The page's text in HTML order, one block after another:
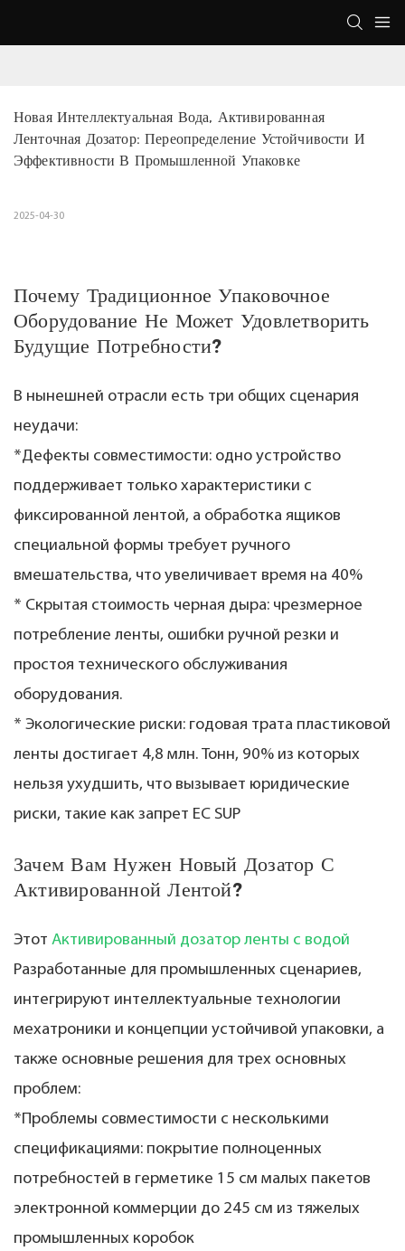
Новая Интеллектуальная Вода, Активированная
Ленточная Дозатор: Переопределение Устойчивости И
Эффективности В Промышленной Упаковке
2025-04-30
Почему Традиционное Упаковочное
Оборудование Не Может Удовлетворить
Будущие Потребности?
В нынешней отрасли есть три общих сценария
неудачи:
*Дефекты совместимости: одно устройство
поддерживает только характеристики с
фиксированной лентой, а обработка ящиков
специальной формы требует ручного
вмешательства, что увеличивает время на 40%
* Скрытая стоимость черная дыра: чрезмерное
потребление ленты, ошибки ручной резки и
простоя технического обслуживания
оборудования.
* Экологические риски: годовая трата пластиковой
ленты достигает 4,8 млн. Тонн, 90% из которых
нельзя ухудшить, что вызывает юридические
риски, такие как запрет ЕС SUP
Зачем Вам Нужен Новый Дозатор С
Активированной Лентой?
Этот Активированный дозатор ленты с водой
Разработанные для промышленных сценариев,
интегрируют интеллектуальные технологии
мехатроники и концепции устойчивой упаковки, а
также основные решения для трех основных
проблем:
*Проблемы совместимости с несколькими
спецификациями: покрытие полноценных
потребностей в герметике 15 см малых пакетов
электронной коммерции до 245 см из тяжелых
промышленных коробок